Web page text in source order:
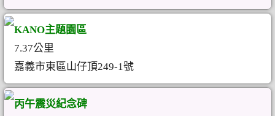
KANO主題園區
7.37公里
嘉義市東區山仔頂249-1號
丙午震災紀念碑